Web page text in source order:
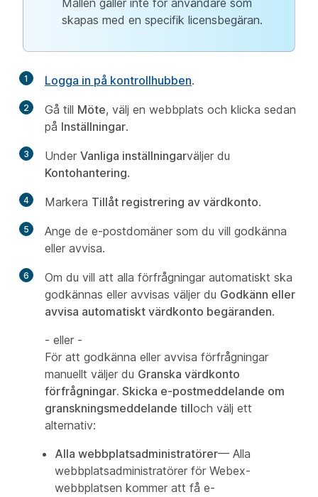
Mallen gäller inte för användare som
skapas med en specifik licensbegäran.
1 Logga in på kontrollhubben.
2 Gå till Möte, välj en webbplats och klicka sedan
på Inställningar.
3 Under Vanliga inställningarväljer du
Kontohantering.
4 Markera Tillåt registrering av värdkonto.
5
Ange de e-postdomäner som du vill godkänna
eller avvisa.
6
Om du vill att alla förfrågningar automatiskt ska
godkännas eller avvisas väljer du Godkänn eller
avvisa automatiskt värdkonto begäranden.
- eller -
För att godkänna eller avvisa förfrågningar
manuellt väljer du Granska värdkonto
förfrågningar. Skicka e-postmeddelande om
granskningsmeddelande tilloch välj ett
alternativ:
Alla webbplatsadministratörer— Alla
webbplatsadministratörer för Webex-
webbplatsen kommer att få e-